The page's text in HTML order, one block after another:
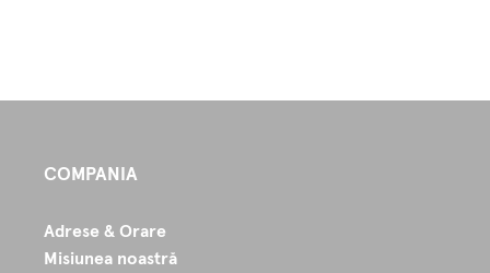
COMPANIA
Adrese & Orare
Misiunea noastră